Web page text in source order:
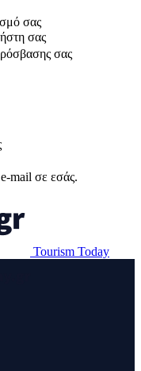
σας
σας
σας
mail σε εσάς.
Tourism Today